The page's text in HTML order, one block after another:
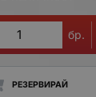
бр.
РЕЗЕРВИРАЙ